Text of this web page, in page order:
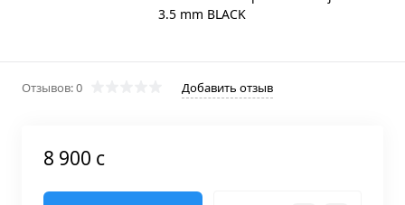
Отзывов: 0 Добавить отзыв
8 900 c